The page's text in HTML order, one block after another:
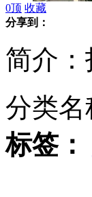
孕妇如厕时
小偷行窃遭
0顶 收藏
分享到：
简介
分类名
标签：